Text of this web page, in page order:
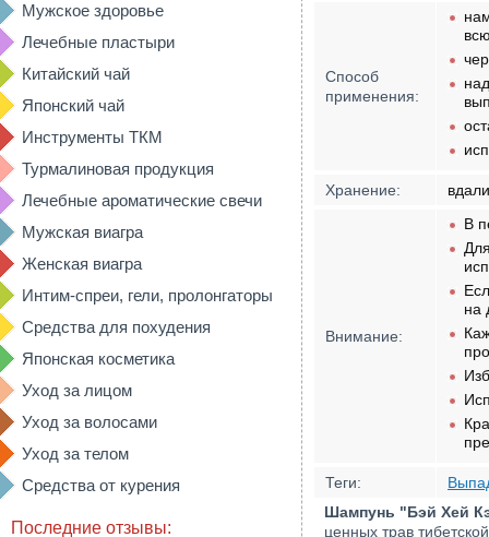
Мужское здоровье
Лечебные пластыри
Китайский чай
Японский чай
Инструменты ТКМ
Турмалиновая продукция
Лечебные ароматические свечи
Мужская виагра
Женская виагра
Интим-спреи, гели, пролонгаторы
Средства для похудения
Японская косметика
Уход за лицом
Уход за волосами
Уход за телом
Средства от курения
Последние отзывы:
Способ
применения:
Хранение:
Внимание:
В
на
Теги:
Шампунь "Бэй Хей
ценных трав